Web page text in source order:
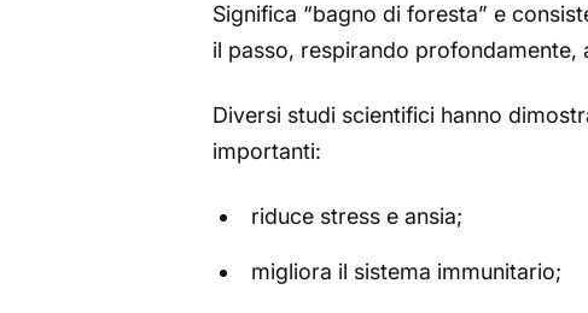
Significa “bagno di foresta” e
il passo, respirando
Diversi studi scientifici hanno
importanti:
riduce stress e ansia;
migliora il sistema immunitario;